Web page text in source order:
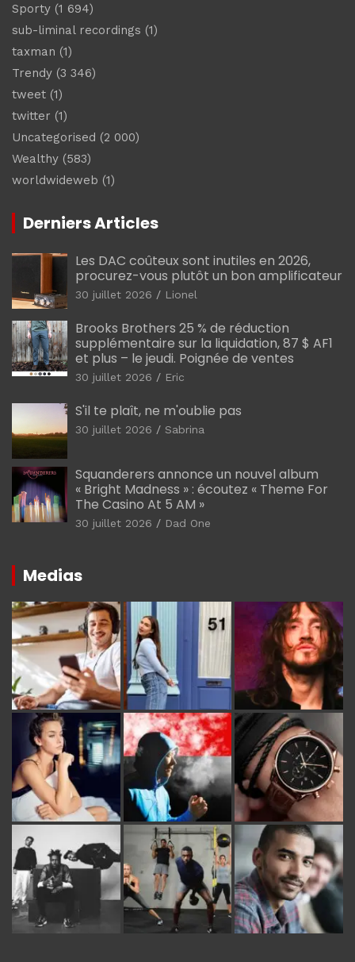
Sporty (1 694)
sub-liminal recordings (1)
taxman (1)
Trendy (3 346)
tweet (1)
twitter (1)
Uncategorised (2 000)
Wealthy (583)
worldwideweb (1)
Derniers Articles
Les DAC coûteux sont inutiles en 2026,
procurez-vous plutôt un bon amplificateur
30 juillet 2026 Lionel
Brooks Brothers 25 % de réduction
supplémentaire sur la liquidation, 87 $ AF1
et plus – le jeudi. Poignée de ventes
30 juillet 2026 Eric
S'il te plaît, ne m'oublie pas
30 juillet 2026 Sabrina
Squanderers annonce un nouvel album
« Bright Madness » : écoutez « Theme For
The Casino At 5 AM »
30 juillet 2026 Dad One
Medias